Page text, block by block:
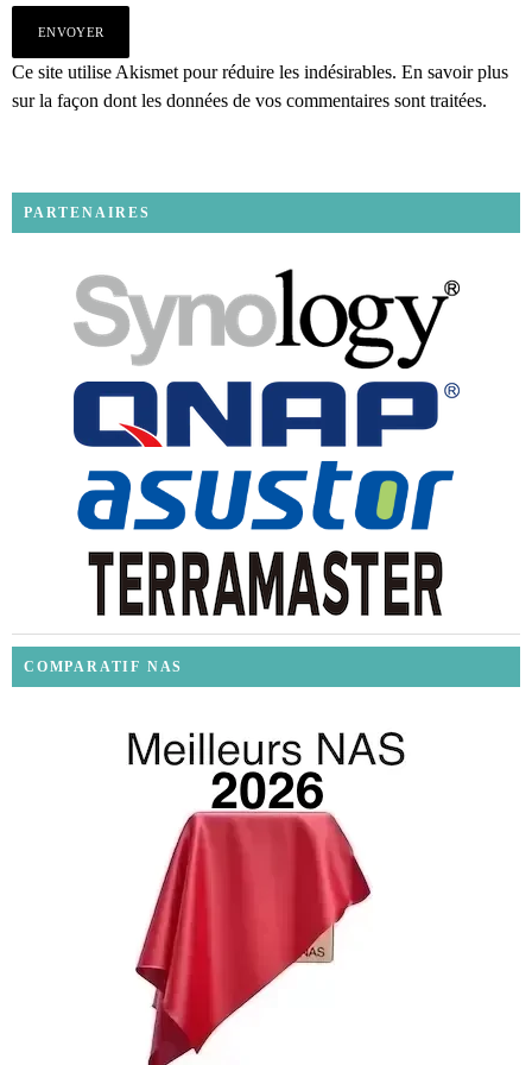
Ce site utilise Akismet pour réduire les indésirables. En savoir plus
sur la façon dont les données de vos commentaires sont traitées.
PARTENAIRES
COMPARATIF NAS